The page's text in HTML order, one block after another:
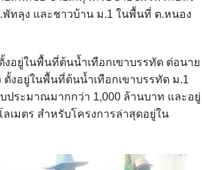
ทลุง และชาวบ้าน ม.1 ในพื้นที่ ต.หนอง
อยู่ในพื้นที่ต้นน้ำเทือกเขาบรรทัด ต่อนาย
ตั้งอยู่ในพื้นที่ต้นน้ำเทือกเขาบรรทัด ม.1
ประมาณมากกว่า 1,000 ล้านบาท และอยู่
เมตร สำหรับโครงการล่าสุดอยู่ใน